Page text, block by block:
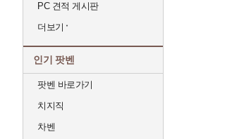
PC 견적 게시판
더보기
인기 팟벤
팟벤 바로가기
치지직
차벤